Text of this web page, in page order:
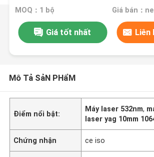
MOQ：1 bộ Giá bán：
Giá tốt nhất Liên
Mô Tả SảN PHẩM
Điểm nổi bật:
Máy laser 532nm,
laser yag 10mm
Chứng nhận ce iso